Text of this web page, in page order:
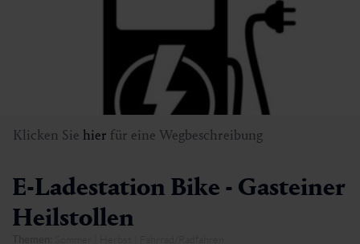
Klicken Sie hier für eine Wegbeschreibung
E-Ladestation Bike - Gasteiner
Heilstollen